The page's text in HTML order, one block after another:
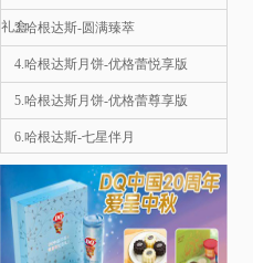
礼盒
3.哈根达斯-圆满臻萃
4.哈根达斯月饼-优格蕾悦享版
5.哈根达斯月饼-优格蕾尊享版
6.哈根达斯-七星伴月
7.哈根达斯月饼-彩云追月
8.哈根达斯-金尊
9.星巴克-星情月饼礼盒